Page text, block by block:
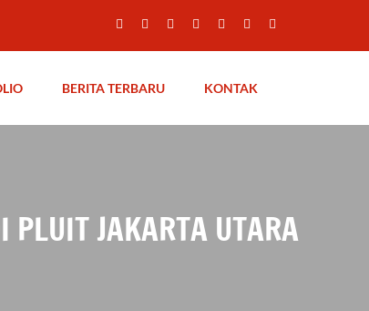
BERITA TERBARU KONTAK
PLUIT JAKARTA UTARA